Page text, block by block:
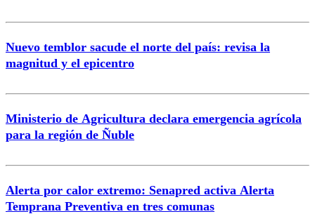
Nuevo temblor sacude el norte del país: revisa la
magnitud y el epicentro
Ministerio de Agricultura declara emergencia agrícola
para la región de Ñuble
Alerta por calor extremo: Senapred activa Alerta
Temprana Preventiva en tres comunas